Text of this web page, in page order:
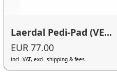
Laerdal Pedi-Pad (VE...
EUR 77.00
incl. VAT, excl. shipping & fees